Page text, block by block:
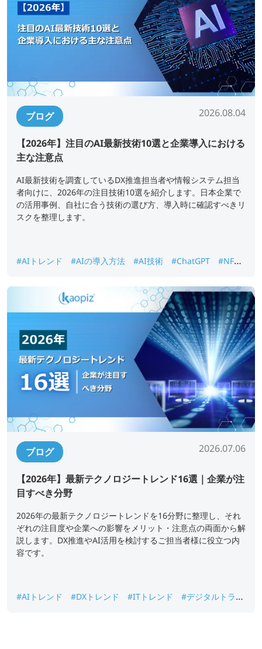
ブログ 2026.08.04
【2026年】注目のAI最新技術10選と企業導入における
主な注意点
AI最新技術を調査しているDX推進担当者や情報システム担当
者向けに、2026年の注目技術10選を紹介します。日本企業で
の活用事例、自社に合う技術の選び方、導入時に確認すべきリ
スクを整理します。
#AIトレンド #AIの導入方法 #AI技術 #ChatGPT
#NFT
ブログ 2026.07.06
【2026年】最新テクノロジートレンド16選｜企業が注
目すべき分野
2026年の最新テクノロジートレンドを16分野に整理し、それ
ぞれの注目度や企業への影響をメリット・注意点の両面から解
説します。DX推進やAI活用を検討するご担当者様に役立つ内
容です。
#AIトレンド #DXトレンド #ITトレンド
#デジタルトラン